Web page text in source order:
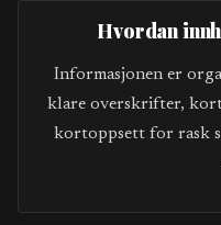
Hvordan
Informasjonen er
klare overskrifter,
kortoppsett for rask